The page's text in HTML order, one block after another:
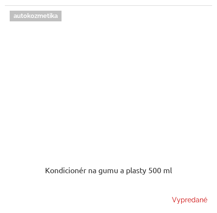
autokozmetika
Kondicionér na gumu a plasty 500 ml
Vypredané